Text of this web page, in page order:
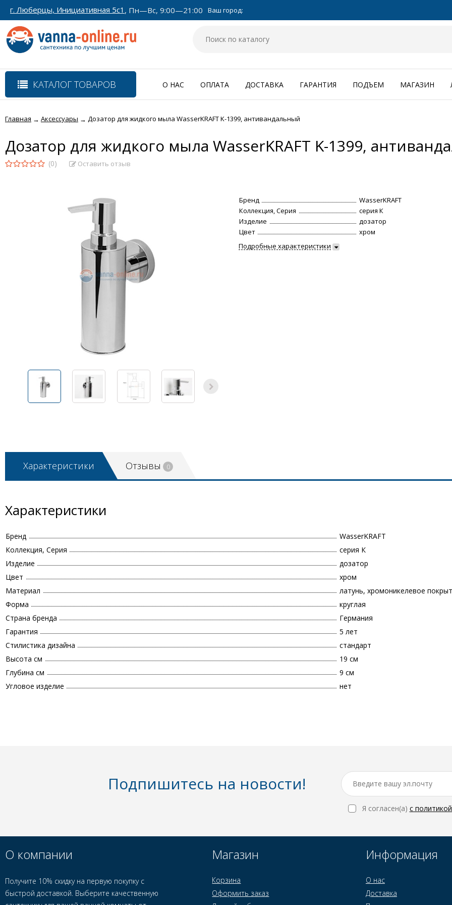
г. Люберцы, Инициативная 5с1 , Пн—Вс, 9:00—21:00 Ваш город:
КАТАЛОГ ТОВАРОВ О НАС ОПЛАТА ДОСТАВКА ГАРАНТИЯ ПОДЪЕМ МАГАЗИН
Главная → Аксессуары → Дозатор для жидкого мыла WasserKRAFT K-1399, антивандальный
Дозатор для жидкого мыла WasserKRAFT K-1399,
(0) Оставить отзыв
Бренд
WasserKRAFT
Коллекция, Серия
серия К
Изделие
дозатор
Цвет
хром
Подробные характеристики
Характеристики Отзывы 0
Характеристики
Бренд
WasserKRAFT
Коллекция, Серия
серия К
Изделие
дозатор
Цвет
хром
Материал
латунь, хромоникелевое
Форма
круглая
Страна бренда
Германия
Гарантия
5 лет
Стилистика дизайна
стандарт
Высота см
19 см
Глубина см
9 см
Угловое изделие
нет
Подпишитесь на новости!
Я согласен(a) с
О компании
Получите 10% скидку на первую покупку с
быстрой доставкой. Выберите качественную
Магазин
Корзина
Оформить заказ
Информация
О нас
Доставка